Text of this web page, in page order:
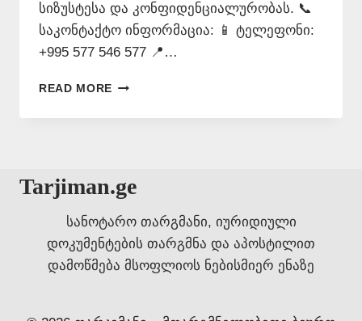
სიზუსტესა და კონფიდენციალურობას. 📞
საკონტაქტო ინფორმაცია: 📱 ტელეფონი:
+995 577 546 577 📍…
READ MORE ᲛᲗᲐᲠᲒᲛᲜᲔᲚᲝᲑᲘᲗᲘ
–
Tarjiman.ge
სანოტარო თარგმანი, იურიდიული
დოკუმენტების თარგმნა და აპოსტილით
დამოწმება მსოფლიოს ნებისმიერ ენაზე